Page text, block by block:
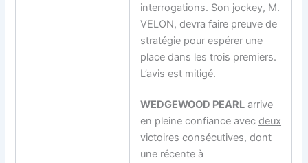
interrogations. Son jockey, M.
VELON, devra faire preuve de
stratégie pour espérer une
place dans les trois premiers.
L’avis est mitigé.
WEDGEWOOD PEARL arrive
en pleine confiance avecdeux
victoires consécutives, dont
une récente à